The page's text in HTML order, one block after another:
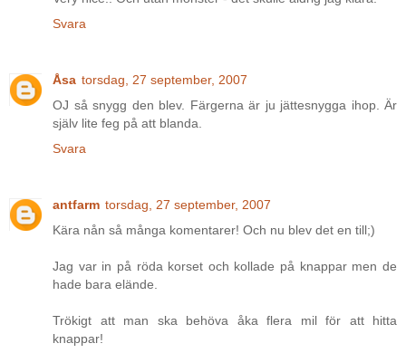
Svara
Åsa torsdag, 27 september, 2007
OJ så snygg den blev. Färgerna är ju jättesnygga ihop. Är
själv lite feg på att blanda.
Svara
antfarm torsdag, 27 september, 2007
Kära nån så många komentarer! Och nu blev det en till;)
Jag var in på röda korset och kollade på knappar men de
hade bara elände.
Trökigt att man ska behöva åka flera mil för att hitta
knappar!